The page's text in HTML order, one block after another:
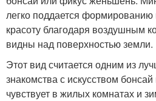
легко поддается
красоту благодаря воздушным
видны над поверхностью земли.
Этот вид считается одним из
знакомства с искусством
чувствует в жилых комнатах и